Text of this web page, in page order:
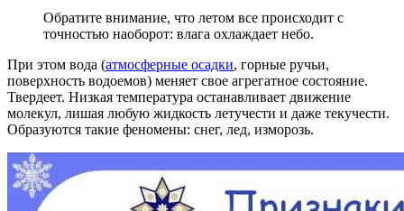
Обратите внимание, что летом все происходит с
точностью наоборот: влага охлаждает небо.
При этом вода (атмосферные осадки, горные ручьи,
поверхность водоемов) меняет свое агрегатное состояние.
Твердеет. Низкая температура останавливает движение
молекул, лишая любую жидкость летучести и даже текучести.
Образуются такие феномены: снег, лед, изморозь.